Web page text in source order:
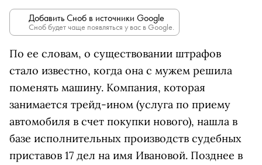
Добавить Сноб в источники Google
Сноб будет чаще появляться у вас в Google.
По ее словам, о существовании штрафов
стало известно, когда она с мужем решила
поменять машину. Компания, которая
занимается трейд-ином (услуга по приему
автомобиля в счет покупки нового), нашла в
базе исполнительных производств судебных
приставов 17 дел на имя Ивановой. Позднее в